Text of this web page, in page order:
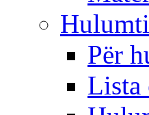
Për
Lista